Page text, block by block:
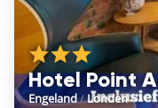
Hotel Point
Engeland/Londen